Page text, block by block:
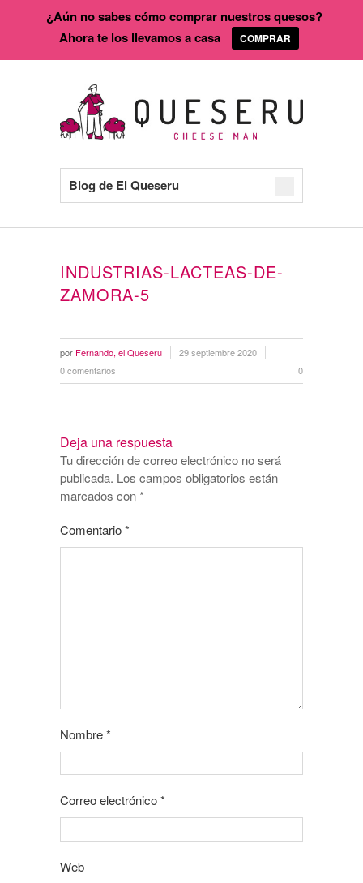
Blog de El Queseru
INDUSTRIAS-LACTEAS-DE-
ZAMORA-5
por Fernando, el Queseru
29 septiembre 2020
0 comentarios
0
Deja una respuesta
Tu dirección de correo electrónico no será
publicada. Los campos obligatorios están
marcados con*
Comentario*
Nombre*
Correo electrónico*
Web
¿Aún no sabes cómo comprar nuestros quesos?
Ahora te los llevamos a casa
COMPRAR